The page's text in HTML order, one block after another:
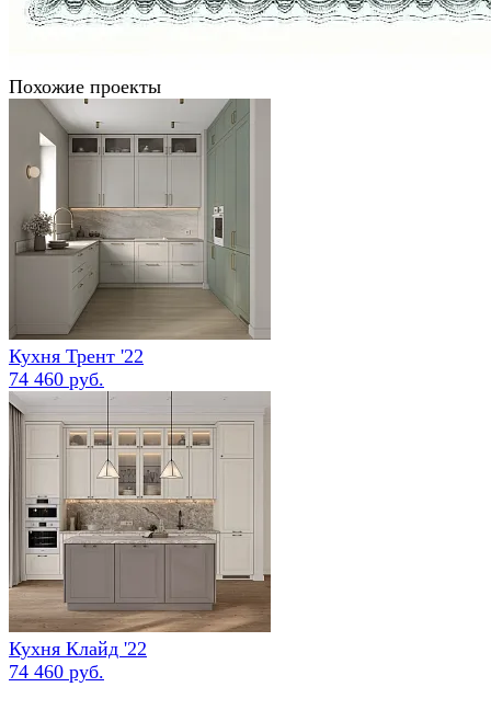
Похожие проекты
Кухня Трент '22
74 460 руб.
Кухня Клайд '22
74 460 руб.